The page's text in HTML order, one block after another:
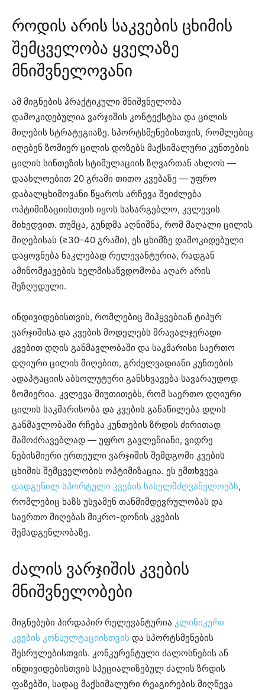
როდის არის საკვების ცხიმის
შემცველობა ყველაზე
მნიშვნელოვანი
ამ მიგნების პრაქტიკული მნიშვნელობა
დამოკიდებულია ვარჯიშის კონტექსტსა და ცილის
მიღების სტრატეგიაზე. სპორტსმენებისთვის, რომლებიც
იღებენ ზომიერ ცილის დოზებს მაქსიმალური კუნთების
ცილის სინთეზის სტიმულაციის ზღვართან ახლოს —
დაახლოებით 20 გრამი თითო კვებაზე — უფრო
დაბალცხიმოვანი წყაროს არჩევა შეიძლება
ოპტიმიზაციისთვის იყოს სასარგებლო, კვლევის
მიხედვით. თუმცა, გუნდმა აღნიშნა, რომ მაღალი ცილის
მიღებისას (≥30–40 გრამი), ეს ცხიმზე დამოკიდებული
დაყოვნება ნაკლებად რელევანტურია, რადგან
ამინომჟავების ხელმისაწვდომობა აღარ არის
შეზღუდული.
ინდივიდებისთვის, რომლებიც მიჰყვებიან ტიპურ
ვარჯიშისა და კვების მოდელებს მრავალჯერადი
კვებით დღის განმავლობაში და საკმარისი საერთო
დღიური ცილის მიღებით, გრძელვადიანი კუნთების
ადაპტაციის აბსოლუტური განსხვავება სავარაუდოდ
ზომიერია. კვლევა მიუთითებს, რომ საერთო დღიური
ცილის საკმარისობა და კვების განაწილება დღის
განმავლობაში რჩება კუნთების ზრდის ძირითად
მამოძრავებლად — უფრო გავლენიანი, ვიდრე
ნებისმიერი ერთეული ვარჯიშის შემდგომი კვების
ცხიმის შემცველობის ოპტიმიზაცია. ეს ემთხვევა
დადგენილ სპორტული კვების სახელმძღვანელოებს,
რომლებიც ხაზს უსვამენ თანმიმდევრულობას და
საერთო მიღებას მიკრო-დონის კვების
შემადგენლობაზე.
ძალის ვარჯიშის კვების
მნიშვნელობები
მიგნებები პირდაპირ რელევანტურია კლინიკური
კვების კონსულტაციისთვის და სპორტსმენების
შესრულებისთვის. კონკურენტული ძალოსნების ან
ინდივიდებისთვის სპეციალიზებულ ძალის ზრდის
ფაზებში, სადაც მაქსიმალური რეაგირების მიღწევა